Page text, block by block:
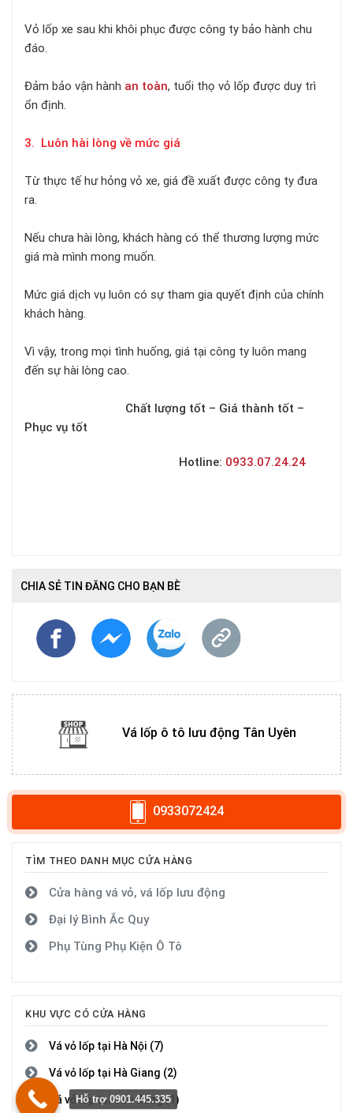
Vỏ lốp xe sau khi khôi phục được công ty bảo hành chu
đáo.
Đảm bảo vận hành an toàn, tuổi thọ vỏ lốp được duy trì
ổn định.
3. Luôn hài lòng về mức giá
Từ thực tế hư hỏng vỏ xe, giá đề xuất được công ty đưa
ra.
Nếu chưa hài lòng, khách hàng có thể thương lượng mức
giá mà mình mong muốn.
Mức giá dịch vụ luôn có sự tham gia quyết định của chính
khách hàng.
Vì vậy, trong mọi tình huống, giá tại công ty luôn mang
đến sự hài lòng cao.
Chất lượng tốt – Giá thành tốt –
Phục vụ tốt
Hotline: 0933.07.24.24
CHIA SẺ TIN ĐĂNG CHO BẠN BÈ
Vá lốp ô tô lưu động Tân Uyên
0933072424
TÌM THEO DANH MỤC CỬA HÀNG
Cửa hàng vá vỏ, vá lốp lưu động
Đại lý Bình Ắc Quy
Phụ Tùng Phụ Kiện Ô Tô
KHU VỰC CÓ CỬA HÀNG
Vá vỏ lốp tại Hà Nội (7)
Vá vỏ lốp tại Hà Giang (2)
Vá vỏ lốp tại Cao Bằng (1)
Hỗ trợ 0901.445.335